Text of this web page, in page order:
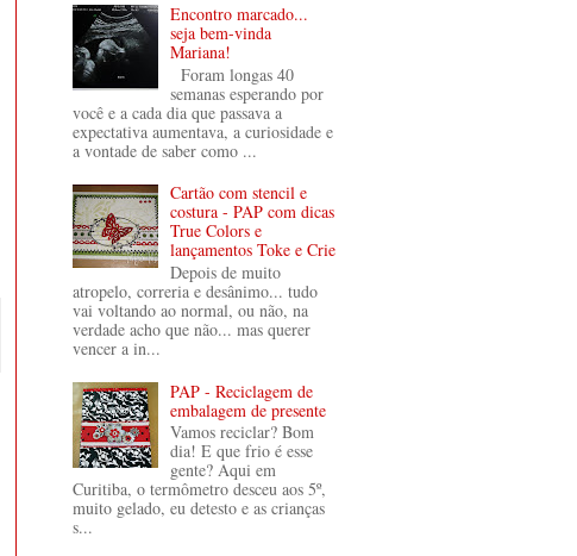
Encontro marcado...
seja bem-vinda
Mariana!
Foram longas 40
semanas esperando por
você e a cada dia que passava a
expectativa aumentava, a curiosidade e
a vontade de saber como ...
Cartão com stencil e
costura - PAP com dicas
True Colors e
lançamentos Toke e Crie
Depois de muito
atropelo, correria e desânimo... tudo
vai voltando ao normal, ou não, na
verdade acho que não... mas querer
vencer a in...
PAP - Reciclagem de
embalagem de presente
Vamos reciclar? Bom
dia! E que frio é esse
gente? Aqui em
Curitiba, o termômetro desceu aos 5º,
muito gelado, eu detesto e as crianças
s...